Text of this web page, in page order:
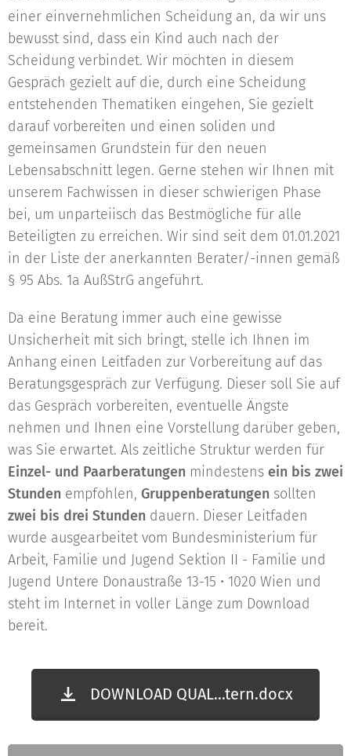
einer einvernehmlichen Scheidung an, da wir uns
bewusst sind, dass ein Kind auch nach der
Scheidung verbindet. Wir möchten in diesem
Gespräch gezielt auf die, durch eine Scheidung
entstehenden Thematiken eingehen, Sie gezielt
darauf vorbereiten und einen soliden und
gemeinsamen Grundstein für den neuen
Lebensabschnitt legen. Gerne stehen wir Ihnen mit
unserem Fachwissen in dieser schwierigen Phase
bei, um unparteiisch das Bestmögliche für alle
Beteiligten zu erreichen. Wir sind seit dem 01.01.2021
in der Liste der anerkannten Berater/-innen gemäß
§ 95 Abs. 1a AußStrG angeführt.
Da eine Beratung immer auch eine gewisse
Unsicherheit mit sich bringt, stelle ich Ihnen im
Anhang einen Leitfaden zur Vorbereitung auf das
Beratungsgespräch zur Verfügung. Dieser soll Sie auf
das Gespräch vorbereiten, eventuelle Ängste
nehmen und Ihnen eine Vorstellung darüber geben,
was Sie erwartet. Als zeitliche Struktur werden für
Einzel- und Paarberatungen mindestens ein bis zwei
Stunden empfohlen, Gruppenberatungen sollten
zwei bis drei Stunden dauern. Dieser Leitfaden
wurde ausgearbeitet vom Bundesministerium für
Arbeit, Familie und Jugend Sektion II - Familie und
Jugend Untere Donaustraße 13-15 • 1020 Wien und
steht im Internet in voller Länge zum Download
bereit.
DOWNLOAD QUAL...tern.docx